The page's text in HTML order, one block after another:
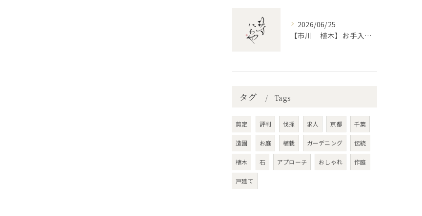
2026/06/25
【市川 植木】お手入れ【和モダンというお庭を考える】
タグ Tags
剪定 評判 伐採 求人 京都 千葉
造園 お庭 植栽 ガーデニング 伝統
植木 石 アプローチ おしゃれ 作庭
戸建て